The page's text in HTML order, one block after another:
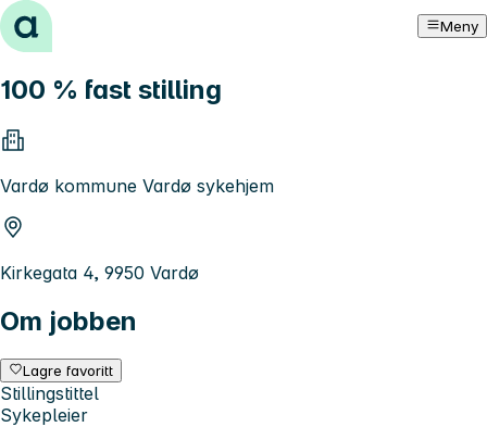
Hopp til innhold Meny
100 % fast stilling
Vardø kommune Vardø sykehjem
Kirkegata 4, 9950 Vardø
Om jobben
Lagre favoritt
Stillingstittel
Sykepleier